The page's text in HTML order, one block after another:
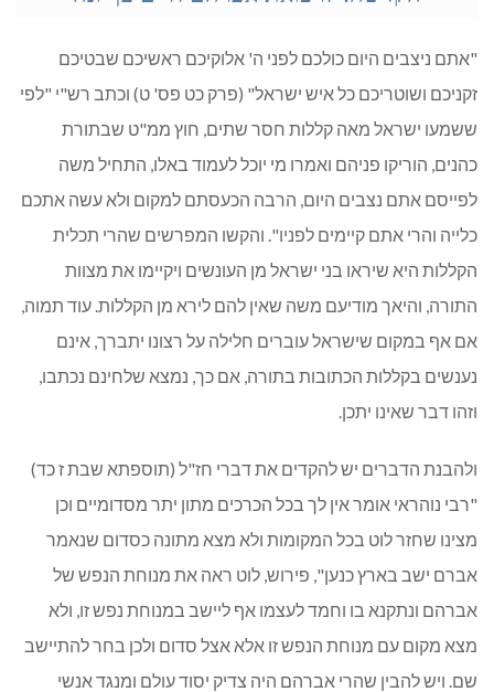
"אתם ניצבים היום כולכם לפני ה' אלוקיכם ראשיכם שבטיכם
זקניכם ושוטריכם כל איש ישראל" (פרק כט פס' ט) וכתב רש"י "לפי
ששמעו ישראל מאה קללות חסר שתים, חוץ ממ"ט שבתורת
כהנים, הוריקו פניהם ואמרו מי יוכל לעמוד באלו, התחיל משה
לפייסם אתם נצבים היום, הרבה הכעסתם למקום ולא עשה אתכם
כלייה והרי אתם קיימים לפניו". והקשו המפרשים שהרי תכלית
הקללות היא שיראו בני ישראל מן העונשים ויקיימו את מצוות
התורה, והיאך מודיעם משה שאין להם לירא מן הקללות. עוד תמוה,
אם אף במקום שישראל עוברים חלילה על רצונו יתברך, אינם
נענשים בקללות הכתובות בתורה, אם כך, נמצא שלחינם נכתבו,
וזהו דבר שאינו יתכן.
ולהבנת הדברים יש להקדים את דברי חז"ל (תוספתא שבת ז כד)
"רבי נוהראי אומר אין לך בכל הכרכים מתון יתר מסדומיים וכן
מצינו שחזר לוט בכל המקומות ולא מצא מתונה כסדום שנאמר
אברם ישב בארץ כנען", פירוש, לוט ראה את מנוחת הנפש של
אברהם ונתקנא בו וחמד לעצמו אף ליישב במנוחת נפש זו, ולא
מצא מקום עם מנוחת הנפש זו אלא אצל סדום ולכן בחר להתיישב
שם. ויש להבין שהרי אברהם היה צדיק יסוד עולם ומנגד אנשי